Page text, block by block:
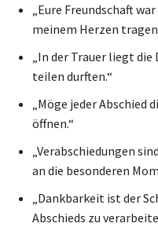
„Eure Freundschaft
meinem Herzen tragen
„In der Trauer liegt
teilen durften.“
„Möge jeder Abschied
öffnen.“
„Verabschiedungen
an die besonderen
„Dankbarkeit ist der
Abschieds zu